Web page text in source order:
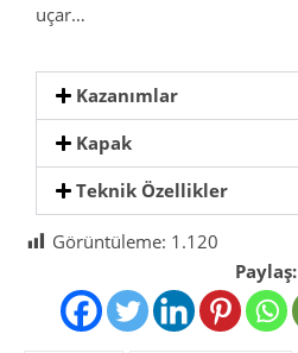
uçar…
Kazanımlar
Kapak
Teknik Özellikler
Görüntüleme: 1.120
Paylaş: